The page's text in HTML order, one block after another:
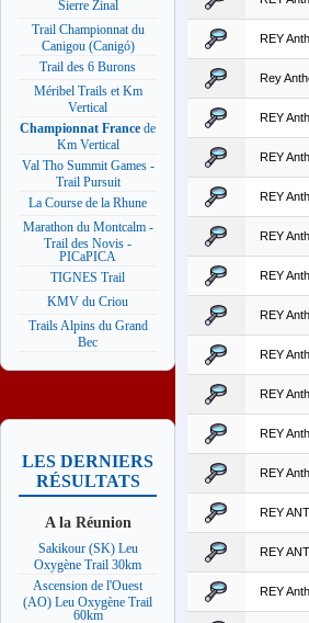
Sierre Zinal
Trail Championnat du
Canigou (Canigó)
Trail des 6 Burons
Méribel Trails et Km
Vertical
Championnat France de
Km Vertical
Val Tho Summit Games -
Trail Pursuit
La Course de la Rhune
Marathon du Montcalm -
Trail des Novis -
PICaPICA
TIGNES Trail
KMV du Criou
Trails Alpins du Grand
Bec
LES DERNIERS
RÉSULTATS
A la Réunion
Sakikour (SK) Leu
Oxygène Trail 30km
Ascension de l'Ouest
(AO) Leu Oxygène Trail
60km
REY
Rey
REY
REY
REY
REY
REY
REY
REY
REY
REY
REY
REY
REY
REY